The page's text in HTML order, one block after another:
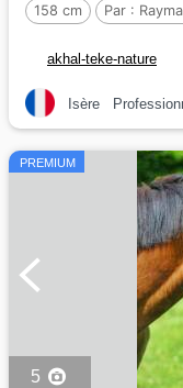
158 cm
Par :
akhal-teke-nature
Isère
PREMIUM
5